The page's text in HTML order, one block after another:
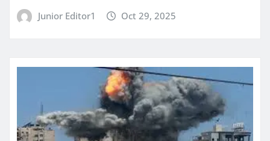
Junior Editor1 Oct 29, 2025